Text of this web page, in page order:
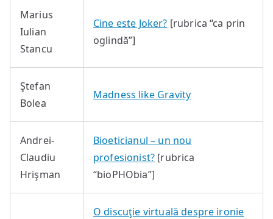
Marius
Iulian
Stancu
Cine este Joker? [rubrica “ca prin
oglindă”]
Ştefan
Bolea
Madness like Gravity
Andrei-
Claudiu
Hrişman
Bioeticianul – un nou
profesionist? [rubrica
“bioPHObia”]
O discuţie virtuală despre ironie